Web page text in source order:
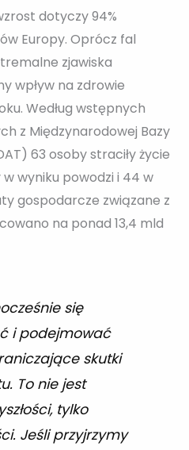
dotyczy 94%
Europy. Oprócz fal
zjawiska
wpływ na zdrowie
Według wstępnych
z Międzynarodowej Bazy
63 osoby straciły życie
wyniku powodzi i 44 w
gospodarcze związane z
na ponad 13,4 mld
się
i podejmować
skutki
To nie jest
tylko
Jeśli przyjrzymy